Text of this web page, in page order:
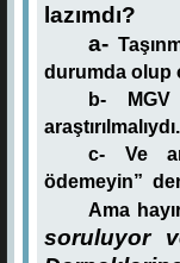
lazımdı?
a-
durumda olup
b- MGV
araştırılmalıydı.
c- Ve
ödemeyin”
Ama
soruluyor